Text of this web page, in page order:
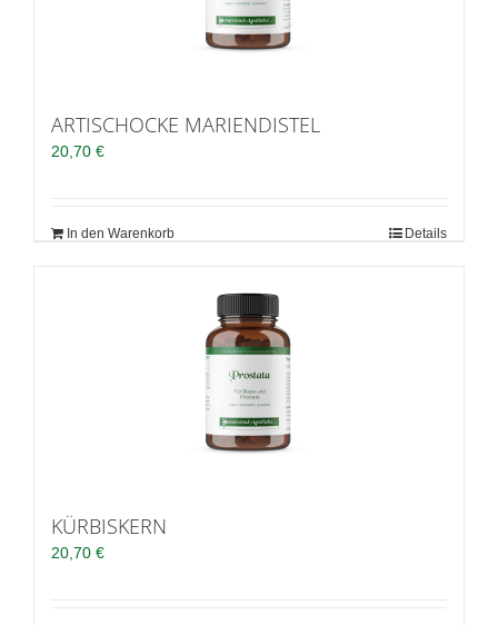
ARTISCHOCKE MARIENDISTEL
20,70 €
In den Warenkorb Details
KÜRBISKERN
20,70 €